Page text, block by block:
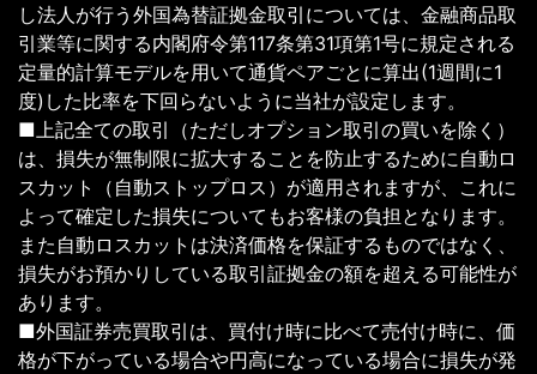
し法人が行う外国為替証拠金取引については、金融商品取
引業等に関する内閣府令第117条第31項第1号に規定される
定量的計算モデルを用いて通貨ペアごとに算出(1週間に1
度)した比率を下回らないように当社が設定します。
■上記全ての取引（ただしオプション取引の買いを除く）
は、損失が無制限に拡大することを防止するために自動ロ
スカット（自動ストップロス）が適用されますが、これに
よって確定した損失についてもお客様の負担となります。
また自動ロスカットは決済価格を保証するものではなく、
損失がお預かりしている取引証拠金の額を超える可能性が
あります。
■外国証券売買取引は、買付け時に比べて売付け時に、価
格が下がっている場合や円高になっている場合に損失が発